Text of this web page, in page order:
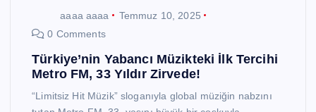
aaaa aaaa
Temmuz 10, 2025
0 Comments
Türkiye’nin Yabancı Müzikteki İlk Tercihi
Metro FM, 33 Yıldır Zirvede!
“Limitsiz Hit Müzik” sloganıyla global müziğin nabzını